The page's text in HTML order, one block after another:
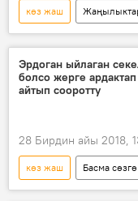
көз жаш
Видео
Армения
алмаз
Эрдоган ыйлаган
болсо жерге
айтып сооротту
28 Бирдин айы 2018,
көз жаш
Басма
Дүйнөдө